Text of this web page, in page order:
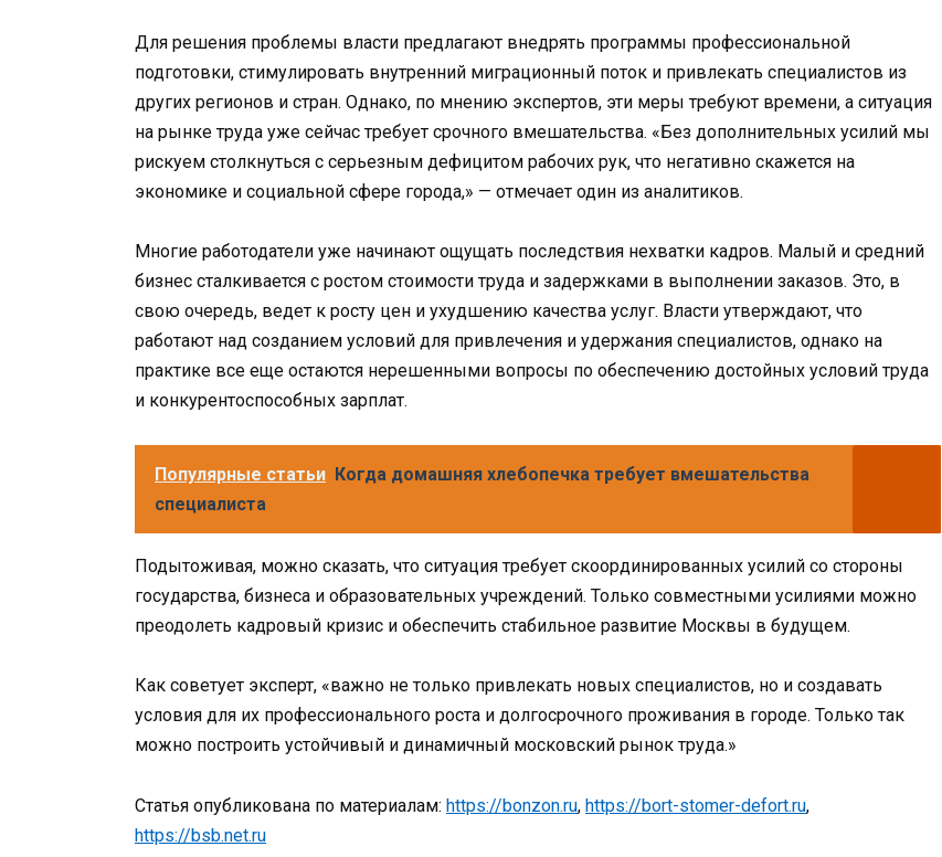
Для решения проблемы власти предлагают внедрять программы профессиональной
подготовки, стимулировать внутренний миграционный поток и привлекать специалистов из
других регионов и стран. Однако, по мнению экспертов, эти меры требуют времени, а ситуация
на рынке труда уже сейчас требует срочного вмешательства. «Без дополнительных усилий мы
рискуем столкнуться с серьезным дефицитом рабочих рук, что негативно скажется на
экономике и социальной сфере города,» — отмечает один из аналитиков.
Многие работодатели уже начинают ощущать последствия нехватки кадров. Малый и средний
бизнес сталкивается с ростом стоимости труда и задержками в выполнении заказов. Это, в
свою очередь, ведет к росту цен и ухудшению качества услуг. Власти утверждают, что
работают над созданием условий для привлечения и удержания специалистов, однако на
практике все еще остаются нерешенными вопросы по обеспечению достойных условий труда
и конкурентоспособных зарплат.
Популярные статьи Когда домашняя хлебопечка требует вмешательства
специалиста
Подытоживая, можно сказать, что ситуация требует скоординированных усилий со стороны
государства, бизнеса и образовательных учреждений. Только совместными усилиями можно
преодолеть кадровый кризис и обеспечить стабильное развитие Москвы в будущем.
Как советует эксперт, «важно не только привлекать новых специалистов, но и создавать
условия для их профессионального роста и долгосрочного проживания в городе. Только так
можно построить устойчивый и динамичный московский рынок труда.»
Статья опубликована по материалам: https://bonzon.ru, https://bort-stomer-defort.ru,
https://bsb.net.ru